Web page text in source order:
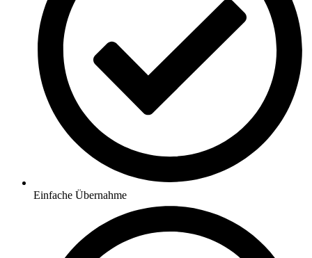
Einfache Übernahme